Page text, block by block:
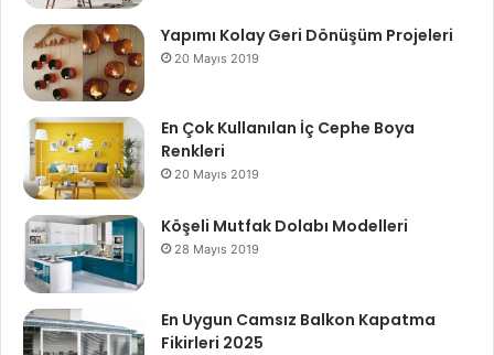
Yapımı Kolay Geri Dönüşüm Projeleri
20 Mayıs 2019
En Çok Kullanılan İç Cephe Boya
Renkleri
20 Mayıs 2019
Köşeli Mutfak Dolabı Modelleri
28 Mayıs 2019
En Uygun Camsız Balkon Kapatma
Fikirleri 2025